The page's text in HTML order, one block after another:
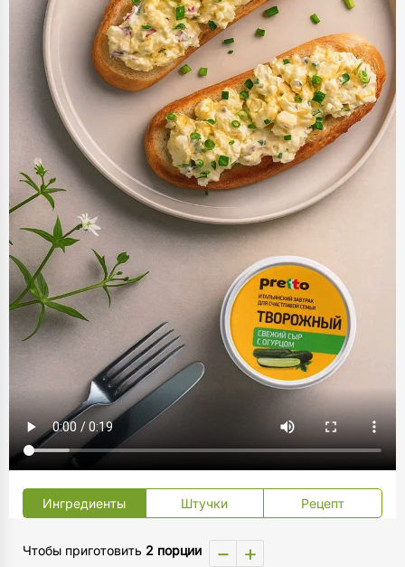
Ингредиенты Штучки Рецепт
Чтобы приготовить 2 порции − +